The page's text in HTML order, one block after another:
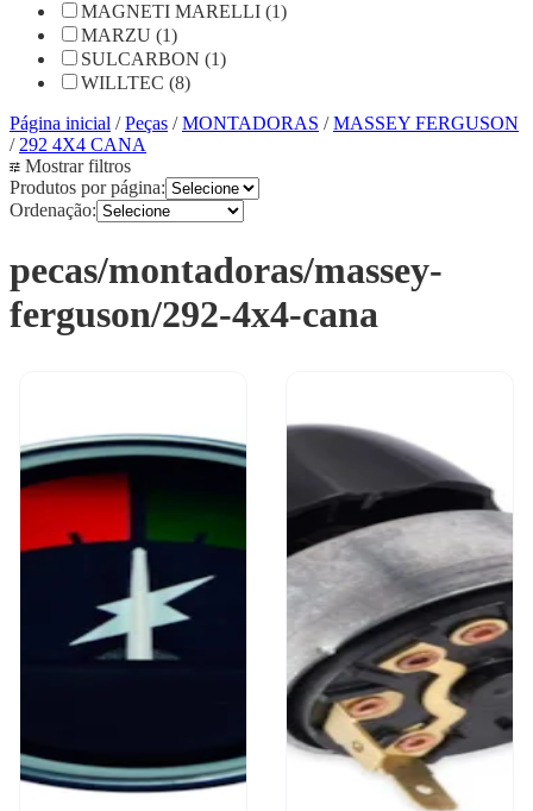
MAGNETI MARELLI (1)
MARZU (1)
SULCARBON (1)
WILLTEC (8)
Página inicial /Peças /MONTADORAS /MASSEY FERGUSON
/292 4X4 CANA
Mostrar filtros
Produtos por página:
Ordenação:
pecas/montadoras/massey-
ferguson/292-4x4-cana